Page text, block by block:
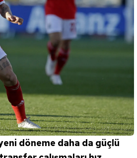
döneme daha da güçlü